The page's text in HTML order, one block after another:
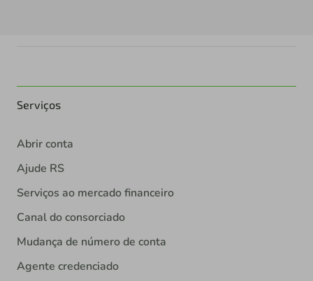
Serviços
Abrir conta
Ajude RS
Serviços ao mercado financeiro
Canal do consorciado
Mudança de número de conta
Agente credenciado